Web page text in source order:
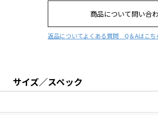
商品について問い合
返品についてよくある質問 Q＆Aはこち
サイズ／スペック